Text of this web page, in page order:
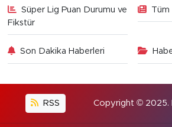
Süper Lig Puan Durumu ve
Fikstür
Tüm
Son Dakika Haberleri
RSS Copyright © 2025.